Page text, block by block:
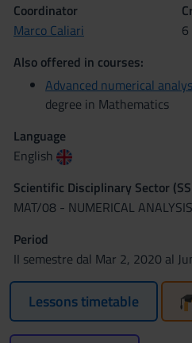
Coordinator
Marco Caliari
6
Also offered in courses:
Advanced numerical
degree in Mathematics
Language
English
Scientific Disciplinary Sector
MAT/08 - NUMERICAL ANALYSIS
Period
II semestre dal Mar 2, 2020 al
Lessons timetable